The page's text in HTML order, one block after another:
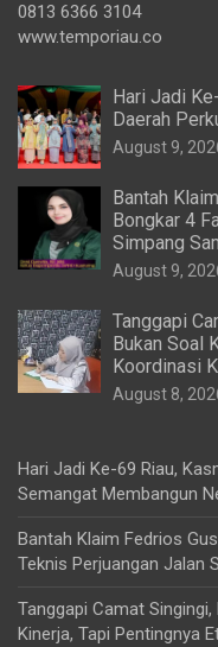
0813 6366 3104
www.temporiau.co
Hari Jadi
Daerah
August 9,
Bantah
Bongkar 4
Simpang
August 9,
Tanggapi
Bukan Soal
Koordinasi
August 8,
Hari Jadi Ke-69 Riau,
Semangat Membangun
Bantah Klaim Fedrios
Teknis Perjuangan Jalan
Tanggapi Camat
Kinerja, Tapi Pentingnya